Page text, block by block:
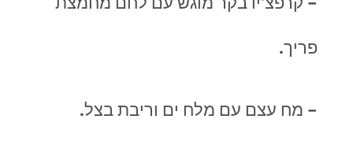
פריך.
– מח עצם עם מלח ים וריבת בצל.